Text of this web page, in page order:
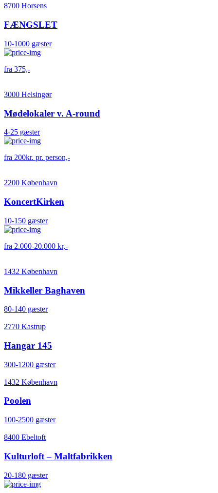
8700 Horsens
FÆNGSLET
10-1000 gæster
fra 375,-
3000 Helsingør
Mødelokaler v. A-round
4-25 gæster
fra 200kr. pr. person,-
2200 København
KoncertKirken
10-150 gæster
fra 2.000-20.000 kr,-
1432 København
Mikkeller Baghaven
80-140 gæster
2770 Kastrup
Hangar 145
300-1200 gæster
1432 København
Poolen
100-2500 gæster
8400 Ebeltoft
Kulturloft – Maltfabrikken
20-180 gæster